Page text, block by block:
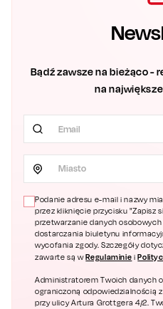
Bądź zawsze na bieżąco -
na
Miasto
Podanie adresu e-mail i nazwy
przez kliknięcie przycisku "Zapisz
przetwarzanie danych
dostarczania biuletynu
wycofania zgody. Szczegóły
zawarte są wRegulaminie i
Administratorem Twoich danych
ograniczoną odpowiedzialnością
przy ulicy Artura Grottgera 4/2.